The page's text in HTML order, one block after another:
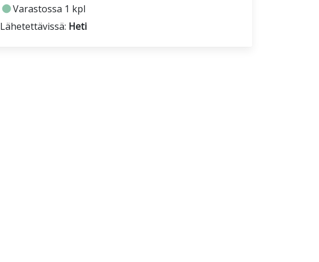
fiber_manual_recordVarastossa 1 kpl
Lähetettävissä: Heti